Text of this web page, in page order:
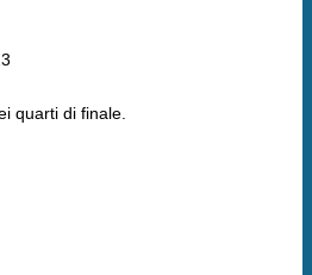
quarti di finale.